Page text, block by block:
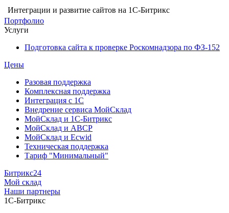
Интеграции и развитие сайтов на 1С-Битрикс
Портфолио
Услуги
Подготовка сайта к проверке Роскомнадзора по ФЗ-152
Цены
Разовая поддержка
Комплексная поддержка
Интеграция с 1С
Внедрение сервиса МойСклад
МойСклад и 1С-Битрикс
МойСклад и ABCP
МойСклад и Ecwid
Техническая поддержка
Тариф "Минимальный"
Битрикс24
Мой склад
Наши партнеры
1С-Битрикс